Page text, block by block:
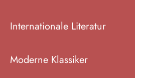
Internationale Literatur
Moderne Klassiker